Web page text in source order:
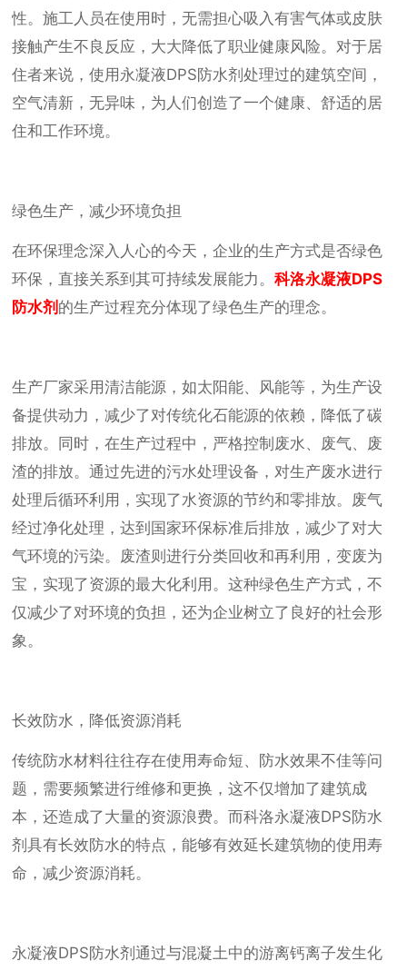
性。施工人员在使用时，无需担心吸入有害气体或皮肤
接触产生不良反应，大大降低了职业健康风险。对于居
住者来说，使用永凝液DPS防水剂处理过的建筑空间，
空气清新，无异味，为人们创造了一个健康、舒适的居
住和工作环境。
绿色生产，减少环境负担
在环保理念深入人心的今天，企业的生产方式是否绿色
环保，直接关系到其可持续发展能力。科洛永凝液DPS
防水剂 的生产过程充分体现了绿色生产的理念。
生产厂家采用清洁能源，如太阳能、风能等，为生产设
备提供动力，减少了对传统化石能源的依赖，降低了碳
排放。同时，在生产过程中，严格控制废水、废气、废
渣的排放。通过先进的污水处理设备，对生产废水进行
处理后循环利用，实现了水资源的节约和零排放。废气
经过净化处理，达到国家环保标准后排放，减少了对大
气环境的污染。废渣则进行分类回收和再利用，变废为
宝，实现了资源的最大化利用。这种绿色生产方式，不
仅减少了对环境的负担，还为企业树立了良好的社会形
象。
长效防水，降低资源消耗
传统防水材料往往存在使用寿命短、防水效果不佳等问
题，需要频繁进行维修和更换，这不仅增加了建筑成
本，还造成了大量的资源浪费。而科洛永凝液DPS防水
剂具有长效防水的特点，能够有效延长建筑物的使用寿
命，减少资源消耗。
永凝液DPS防水剂通过与混凝土中的游离钙离子发生化